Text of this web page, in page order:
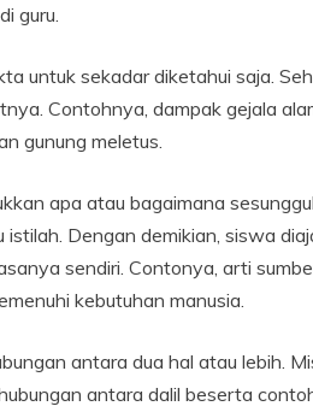
guru.
untuk sekadar diketahui saja.
Contohnya, dampak gejala
gunung meletus.
apa atau bagaimana
Dengan demikian, siswa
sendiri. Contonya, arti
kebutuhan manusia.
antara dua hal atau lebih.
antara dalil beserta